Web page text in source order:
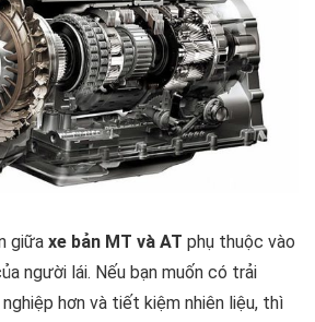
giữa xe bản MT và AT phụ thuộc vào
người lái. Nếu bạn muốn có trải
hơn và tiết kiệm nhiên liệu, thì